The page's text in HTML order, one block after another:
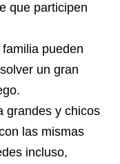
que participen
pueden
un gran
grandes y chicos
las mismas
incluso,